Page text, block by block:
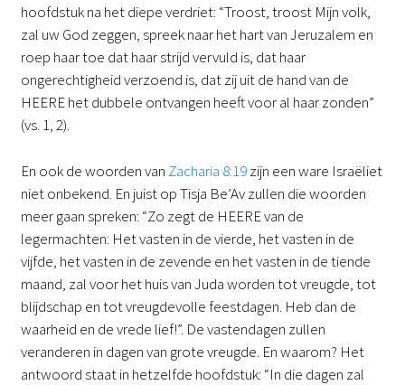
hoofdstuk na het diepe verdriet: “Troost, troost Mijn volk,
zal uw God zeggen, spreek naar het hart van Jeruzalem en
roep haar toe dat haar strijd vervuld is, dat haar
ongerechtigheid verzoend is, dat zij uit de hand van de
HEERE het dubbele ontvangen heeft voor al haar zonden”
(vs. 1, 2).
En ook de woorden van Zacharia 8:19zijn een ware Israëliet
niet onbekend. En juist op Tisja Be’Av zullen die woorden
meer gaan spreken: “Zo zegt de HEERE van de
legermachten: Het vasten in de vierde, het vasten in de
vijfde, het vasten in de zevende en het vasten in de tiende
maand, zal voor het huis van Juda worden tot vreugde, tot
blijdschap en tot vreugdevolle feestdagen. Heb dan de
waarheid en de vrede lief!”. De vastendagen zullen
veranderen in dagen van grote vreugde. En waarom? Het
antwoord staat in hetzelfde hoofdstuk: “In die dagen zal